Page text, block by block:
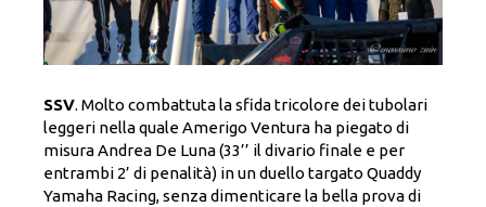
SSV. Molto combattuta la sfida tricolore dei tubolari
leggeri nella quale Amerigo Ventura ha piegato di
misura Andrea De Luna (33’’ il divario finale e per
entrambi 2’ di penalità) in un duello targato Quaddy
Yamaha Racing, senza dimenticare la bella prova di